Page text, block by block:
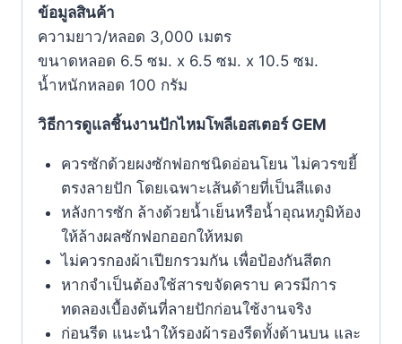
ข้อมูลสินค้า
ความยาว/หลอด 3,000 เมตร
ขนาดหลอด 6.5 ซม. x 6.5 ซม. x 10.5 ซม.
น้ำหนักหลอด 100 กรัม
วิธีการดูแลชิ้นงานปักไหมโพลีเอสเตอร์ GEM
ควรซักด้วยผงซักฟอกชนิดอ่อนโยน ไม่ควรขยี้
ตรงลายปัก โดยเฉพาะเส้นด้ายที่เป็นสีแดง
หลังการซัก ล้างด้วยน้ำเย็นหรือน้ำอุณหภูมิห้อง
ให้ล้างผลซักฟอกออกให้หมด
ไม่ควรกองผ้าเปียกรวมกัน เพื่อป้องกันสีตก
หากจำเป็นต้องใช้สารขจัดคราบ ควรมีการ
ทดลองเบื้องต้นที่ลายปักก่อนใช้งานจริง
ก่อนรีด แนะนำให้รองผ้ารองรีดทั้งด้านบน และ